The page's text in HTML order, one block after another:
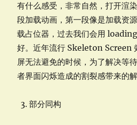
有什么感受，非常自然，打开渲
段加载动画，第一段像是加载资
载占位器，过去我们会用
好。近年流行 Skeleton Screen
屏无法避免的时候，为了解决等
者界面闪烁造成的割裂感带来的解
部分同构